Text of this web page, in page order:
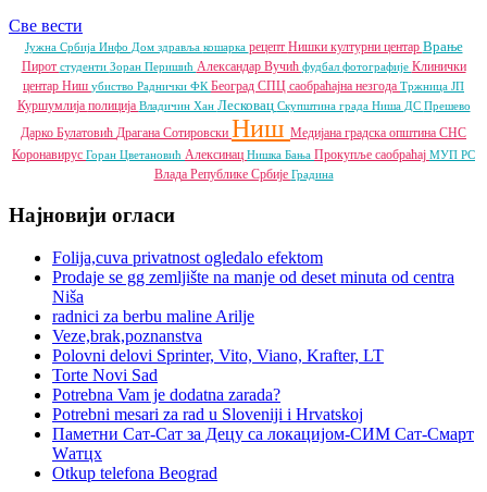
Све вести
Јужна Србија Инфо Дом здравља кошарка рецепт Нишки културни центар Врање
Пирот студенти Зоран Перишић Александар Вучић фудбал фотографије Клинички
центар Ниш убиство Раднички ФКБеоград СПЦ саобраћајна незгода Тржница ЈП
Куршумлија полиција Владичин Хан Лесковац Скупштина града Ниша ДС Прешево
Дарко Булатовић Драгана Сотировски Ниш Медијана градска општина СНС
Коронавирус Горан Цветановић Алексинац Нишка Бања Прокупље саобраћај МУП РС
Влада Републике Србије Градина
Најновији огласи
Folija,cuva privatnost ogledalo efektom
Prodaje se gg zemljište na manje od deset minuta od centra
Niša
radnici za berbu maline Arilje
Veze,brak,poznanstva
Polovni delovi Sprinter, Vito, Viano, Krafter, LT
Torte Novi Sad
Potrebna Vam je dodatna zarada?
Potrebni mesari za rad u Sloveniji i Hrvatskoj
Паметни Сат-Сат за Децу са локацијом-СИМ Сат-Смарт
Wатцх
Otkup telefona Beograd